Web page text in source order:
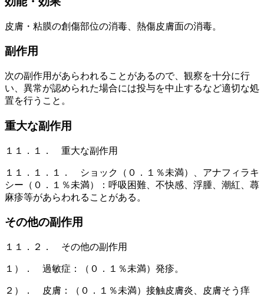
皮膚・粘膜の創傷部位の消毒、熱傷皮膚面の消毒。
副作用
次の副作用があらわれることがあるので、観察を十分に行
い、異常が認められた場合には投与を中止するなど適切な処
置を行うこと。
重大な副作用
１１．１． 重大な副作用
１１．１．１． ショック（０．１％未満）、アナフィラキ
シー（０．１％未満）：呼吸困難、不快感、浮腫、潮紅、蕁
麻疹等があらわれることがある。
その他の副作用
１１．２． その他の副作用
１）． 過敏症：（０．１％未満）発疹。
２）． 皮膚：（０．１％未満）接触皮膚炎、皮膚そう痒